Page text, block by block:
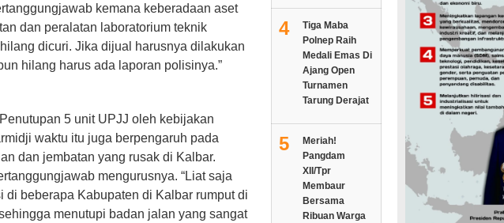
kemana keberadaan aset
dan peralatan laboratorium teknik
dicuri. Jika dijual harusnya dilakukan
hilang harus ada laporan polisinya.”
5 unit UPJJ oleh kebijakan
waktu itu juga berpengaruh pada
dan jembatan yang rusak di Kalbar.
mengurusnya. “Liat saja
beberapa Kabupaten di Kalbar rumput di
menutupi badan jalan yang sangat
4
Tiga Maba
Polnep Raih
Medali Emas Di
Ajang Open
Turnamen
Tarung Derajat
5
Meriah!
Pangdam
XII/Tpr
Membaur
Bersama
Ribuan Warga